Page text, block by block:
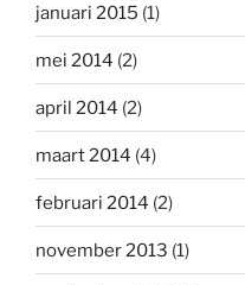
januari 2015 (1)
mei 2014 (2)
april 2014 (2)
maart 2014 (4)
februari 2014 (2)
november 2013 (1)